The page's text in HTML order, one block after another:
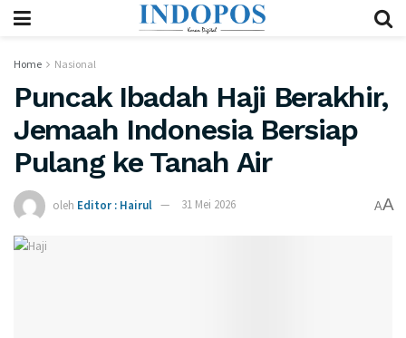
Home Nasional
Puncak Ibadah Haji Berakhir,
Jemaah Indonesia Bersiap
Pulang ke Tanah Air
oleh Editor : Hairul 31 Mei 2026 AA